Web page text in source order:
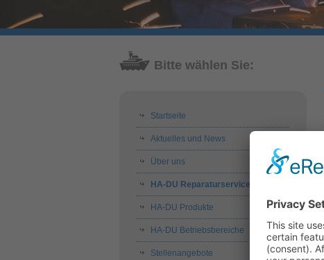
Bitte wählen Sie:
Startseite
Aktuelles und News
Über uns
HA-DU Reparaturservice
HA-DU Produkte
HA-DU Betriebsbereiche
Stellenangebote